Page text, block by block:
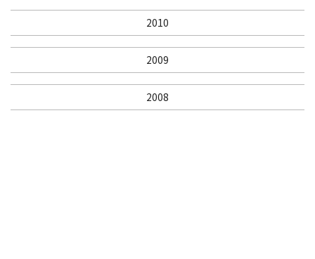
2010
2009
2008